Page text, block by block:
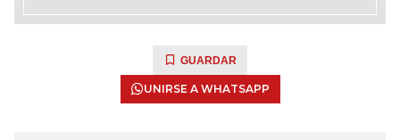
GUARDAR
UNIRSE A WHATSAPP